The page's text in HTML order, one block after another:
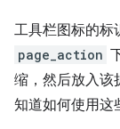
工具栏图标的标
page_action
缩，然后放入该
知道如何使用这